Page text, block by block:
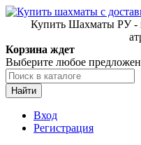
Купить Шахматы РУ -
Корзина ждет
Выберите любое
Найти
Вход
Регистрация